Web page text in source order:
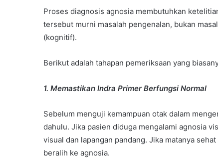
Proses diagnosis agnosia membutuhkan
tersebut murni masalah pengenalan, bukan
(kognitif).
Berikut adalah tahapan pemeriksaan yang
1. Memastikan Indra Primer Berfungsi Normal
Sebelum menguji kemampuan otak dalam
dahulu. Jika pasien diduga mengalami agnosia
visual dan lapangan pandang. Jika matanya
beralih ke agnosia.